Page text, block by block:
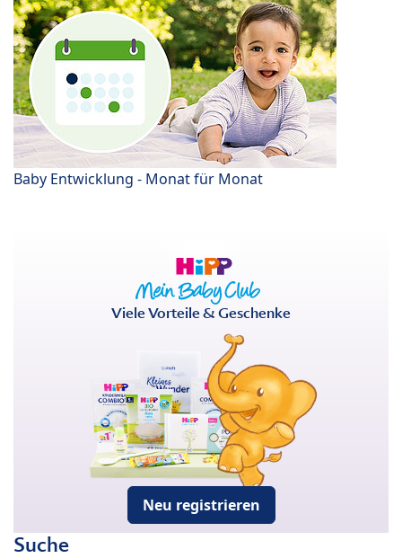
Baby Entwicklung - Monat für Monat
Viele Vorteile & Geschenke
Neu registrieren
Suche